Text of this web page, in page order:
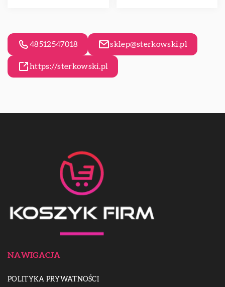
48512547018 sklep@sterkowski.pl
https://sterkowski.pl
NAWIGACJA
POLITYKA PRYWATNOŚCI